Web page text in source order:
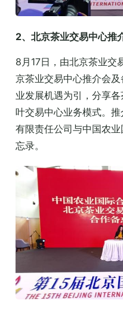
2、北京茶业交易中心推
8月17日，由北京茶业交
京茶业交易中心推介会
业发展机遇为引，分享
叶交易中心业务模式。
有限责任公司与中国农
忘录。